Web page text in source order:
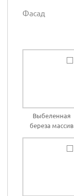
Фасад
Выбеленная
береза массив